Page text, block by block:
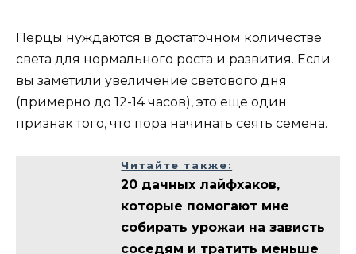
Перцы нуждаются в достаточном количестве
света для нормального роста и развития. Если
вы заметили увеличение светового дня
(примерно до 12-14 часов), это еще один
признак того, что пора начинать сеять семена.
Читайте также:
20 дачных лайфхаков,
которые помогают мне
собирать урожаи на зависть
соседям и тратить меньше